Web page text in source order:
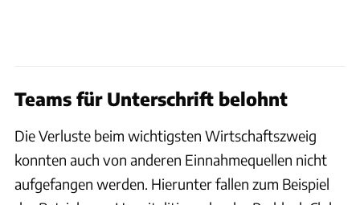
Teams für Unterschrift belohnt
Die Verluste beim wichtigsten Wirtschaftszweig
konnten auch von anderen Einnahmequellen nicht
aufgefangen werden. Hierunter fallen zum Beispiel